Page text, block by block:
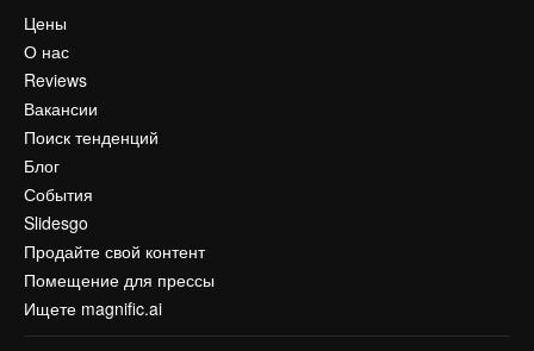
Цены
О нас
Reviews
Вакансии
Поиск тенденций
Блог
События
Slidesgo
Продайте свой контент
Помещение для прессы
Ищете magnific.ai